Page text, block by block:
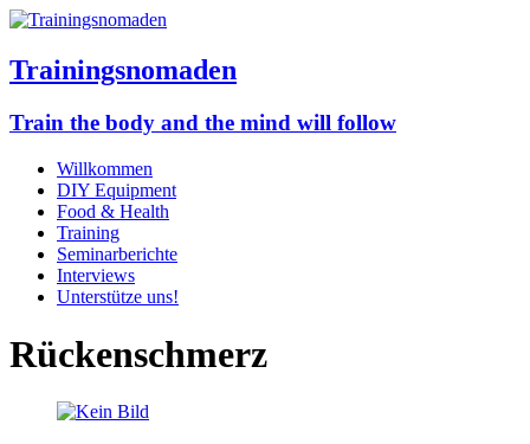
Trainingsnomaden
Train the body and the mind will follow
Willkommen
DIY Equipment
Food & Health
Training
Seminarberichte
Interviews
Unterstütze uns!
Rückenschmerz